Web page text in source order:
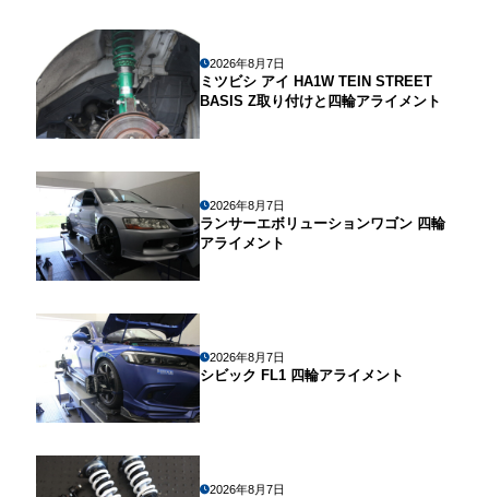
2026年8月7日
ミツビシ アイ HA1W TEIN STREET
BASIS Z取り付けと四輪アライメント
2026年8月7日
ランサーエボリューションワゴン 四輪
アライメント
2026年8月7日
シビック FL1 四輪アライメント
2026年8月7日